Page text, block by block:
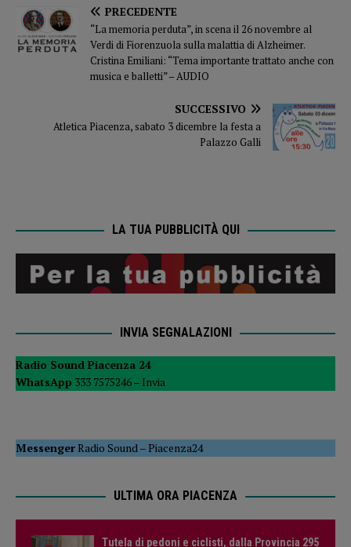
PRECEDENTE
“La memoria perduta”, in scena il 26 novembre al
Verdi di Fiorenzuola sulla malattia di Alzheimer.
Cristina Emiliani: “Tema importante trattato anche con
musica e balletti” – AUDIO
SUCCESSIVO
Atletica Piacenza, sabato 3 dicembre la festa a
Palazzo Galli
LA TUA PUBBLICITÀ QUI
INVIA SEGNALAZIONI
Radio Sound Piacenza 24
WhatsApp 333 7575246 – Invia
MessengerRadio Sound –Piacenza24
ULTIMA ORA PIACENZA
Tutela di pedoni e ciclisti, dalla Provincia 295